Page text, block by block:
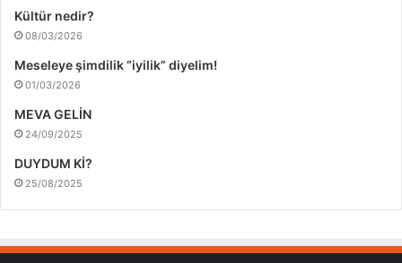
Kültür nedir?
08/03/2026
Meseleye şimdilik “iyilik” diyelim!
01/03/2026
MEVA GELİN
24/09/2025
DUYDUM Kİ?
25/08/2025